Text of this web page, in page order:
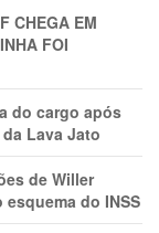
CHEGA EM
FOI
do cargo após
Lava Jato
de Willer
do INSS